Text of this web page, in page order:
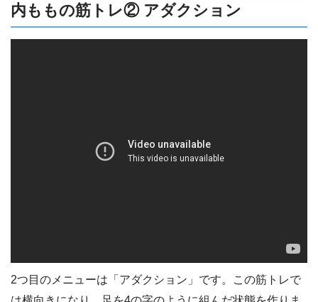
内ももの筋トレ② アダクション
2つ目のメニューは「アダクション」です。この筋トレで